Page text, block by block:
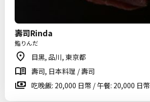
壽司Rinda
鮨りんだ
目黑, 品川, 東京都
壽司, 日本料理 / 壽司
吃晚飯: 20,000 日幣 / 午餐: 20,000 日幣